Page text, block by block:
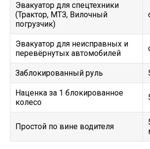
Эвакуатор для спецтехники
(Трактор, МТЗ, Вилочный
погрузчик)
Эвакуатор для неисправных и
перевёрнутых автомобилей
Заблокированный руль
Наценка за 1 блокированное
колесо
Простой по вине водителя